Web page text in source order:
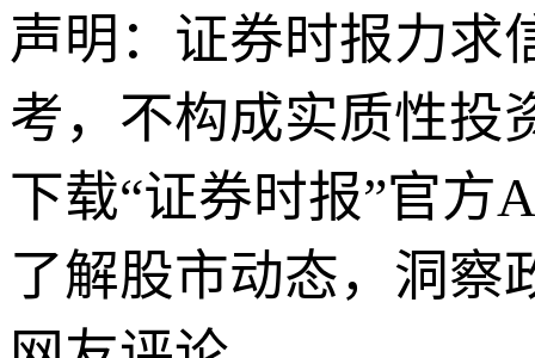
声明：证券时报力求
考，不构成实质性投
下载“证券时报”官方
了解股市动态，洞察